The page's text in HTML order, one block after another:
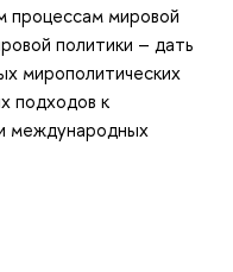
процессам мировой
политики – дать
мирополитических
подходов к
международных